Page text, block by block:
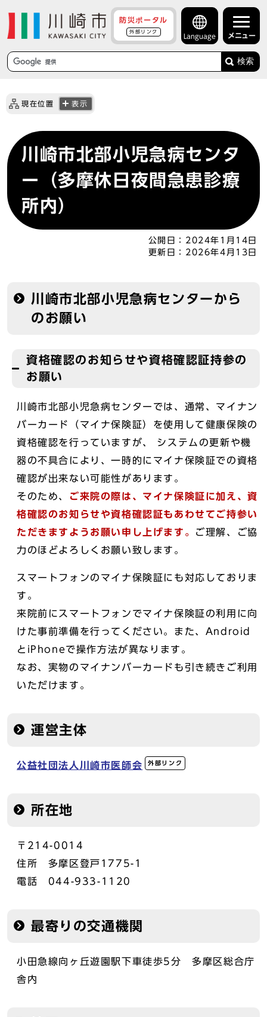
防災ポータル
外部リンク
Language メニュー
検索
現在位置 表示
川崎市北部小児急病センタ
ー（多摩休日夜間急患診療
所内）
公開日： 2024年1月14日
更新日： 2026年4月13日
川崎市北部小児急病センターから
のお願い
資格確認のお知らせや資格確認証持参の
お願い
川崎市北部小児急病センターでは、通常、マイナン
バーカード（マイナ保険証）を使用して健康保険の
資格確認を行っていますが、 システムの更新や機
器の不具合により、一時的にマイナ保険証での資格
確認が出来ない可能性があります。
そのため、
ご来院の際は、マイナ保険証に加え、資
格確認のお知らせや資格確認証もあわせてご持参い
ただきますようお願い申し上げます。
ご理解、ご協
力のほどよろしくお願い致します。
スマートフォンのマイナ保険証にも対応しておりま
す。
来院前にスマートフォンでマイナ保険証の利用に向
けた事前準備を行ってください。また、Android
とiPhoneで操作方法が異なります。
なお、実物のマイナンバーカードも引き続きご利用
いただけます。
運営主体
公益社団法人川崎市医師会 外部リンク
所在地
〒214-0014
住所 多摩区登戸1775-1
電話 044-933-1120
最寄りの交通機関
小田急線向ヶ丘遊園駅下車徒歩5分 多摩区総合庁
舎内